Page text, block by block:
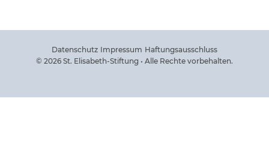
Datenschutz Impressum Haftungsausschluss
© 2026 St. Elisabeth-Stiftung • Alle Rechte vorbehalten.